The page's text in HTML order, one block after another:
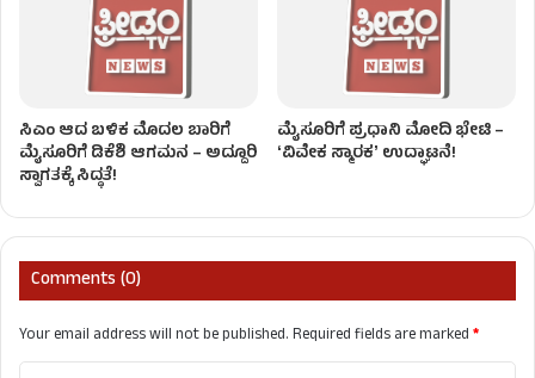
ಸಿಎಂ ಆದ ಬಳಿಕ ಮೊದಲ ಬಾರಿಗೆ
ಮೈಸೂರಿಗೆ ಡಿಕೆಶಿ ಆಗಮನ – ಅದ್ದೂರಿ
ಸ್ವಾಗತಕ್ಕೆ ಸಿದ್ಧತೆ!
ಮೈಸೂರಿಗೆ ಪ್ರಧಾನಿ ಮೋದಿ ಭೇಟಿ –
ʻವಿವೇಕ ಸ್ಮಾರಕʼ ಉದ್ಘಾಟನೆ!
Comments (0)
Your email address will not be published.Required fields are marked*